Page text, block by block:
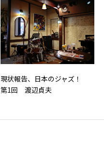
現状報告、日本のジャズ！
第1回 渡辺貞夫